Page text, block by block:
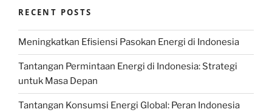
RECENT POSTS
Meningkatkan Efisiensi Pasokan Energi di Indonesia
Tantangan Permintaan Energi di Indonesia: Strategi
untuk Masa Depan
Tantangan Konsumsi Energi Global: Peran Indonesia